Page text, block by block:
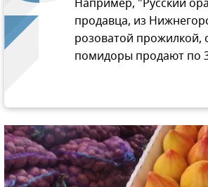
продавца, из
розоватой прожилкой,
помидоры продают по